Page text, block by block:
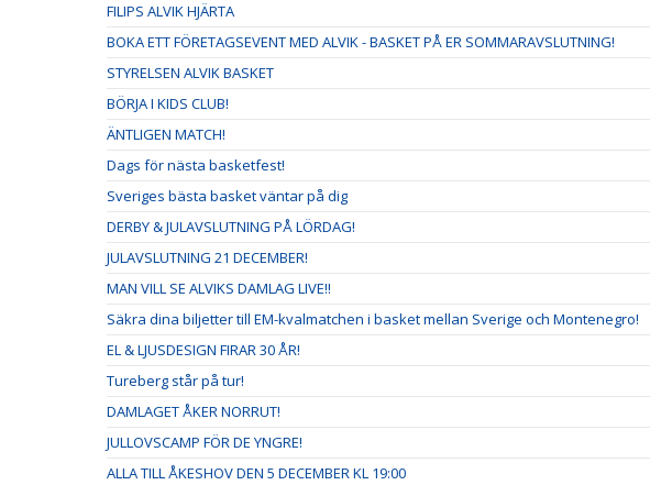
FILIPS ALVIK HJÄRTA
BOKA ETT FÖRETAGSEVENT MED ALVIK - BASKET PÅ ER SOMMARAVSLUTNING!
STYRELSEN ALVIK BASKET
BÖRJA I KIDS CLUB!
ÄNTLIGEN MATCH!
Dags för nästa basketfest!
Sveriges bästa basket väntar på dig
DERBY & JULAVSLUTNING PÅ LÖRDAG!
JULAVSLUTNING 21 DECEMBER!
MAN VILL SE ALVIKS DAMLAG LIVE!!
Säkra dina biljetter till EM-kvalmatchen i basket mellan Sverige och Montenegro!
EL & LJUSDESIGN FIRAR 30 ÅR!
Tureberg står på tur!
DAMLAGET ÅKER NORRUT!
JULLOVSCAMP FÖR DE YNGRE!
ALLA TILL ÅKESHOV DEN 5 DECEMBER KL 19:00